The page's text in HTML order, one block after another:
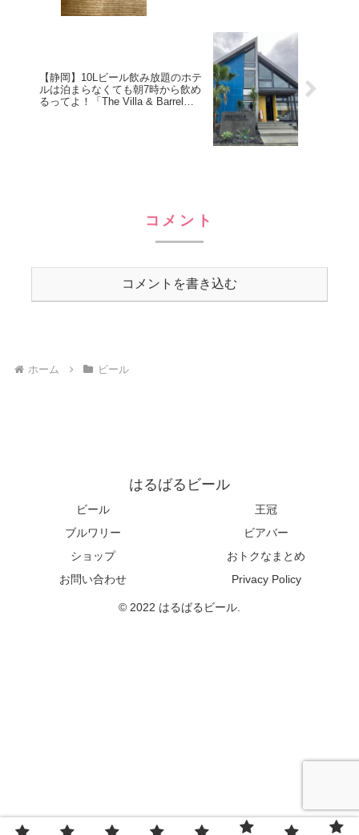
【静岡】10Lビール飲み放題のホテ
ルは泊まらなくても朝7時から飲め
るってよ！「The Villa & Barrel
コメント
コメントを書き込む
ホーム ビール
はるばるビール
ビール
王冠
ブルワリー
ビアバー
ショップ
おトクなまとめ
お問い合わせ
Privacy Policy
© 2022 はるばるビール.